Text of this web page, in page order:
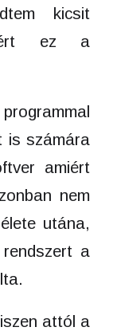
kicsit
ez a
is számára
amiért
nem
utána,
a
attól a